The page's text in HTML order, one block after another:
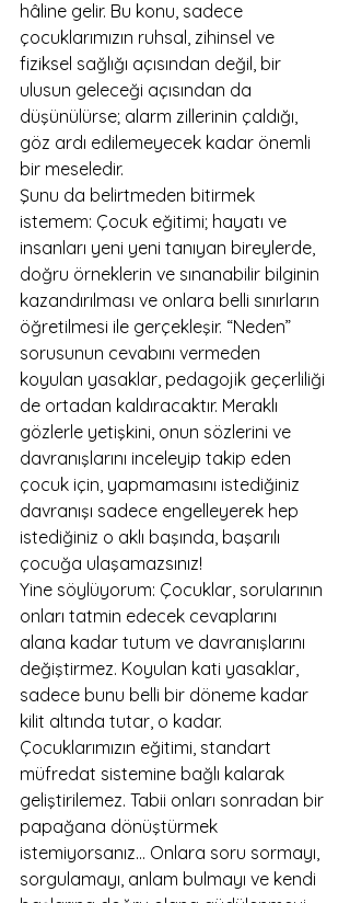
hâline gelir. Bu konu, sadece
çocuklarımızın ruhsal, zihinsel ve
fiziksel sağlığı açısından değil, bir
ulusun geleceği açısından da
düşünülürse; alarm zillerinin çaldığı,
göz ardı edilemeyecek kadar önemli
bir meseledir.
Şunu da belirtmeden bitirmek
istemem: Çocuk eğitimi; hayatı ve
insanları yeni yeni tanıyan bireylerde,
doğru örneklerin ve sınanabilir bilginin
kazandırılması ve onlara belli sınırların
öğretilmesi ile gerçekleşir. “Neden”
sorusunun cevabını vermeden
koyulan yasaklar, pedagojik geçerliliği
de ortadan kaldıracaktır. Meraklı
gözlerle yetişkini, onun sözlerini ve
davranışlarını inceleyip takip eden
çocuk için, yapmamasını istediğiniz
davranışı sadece engelleyerek hep
istediğiniz o aklı başında, başarılı
çocuğa ulaşamazsınız!
Yine söylüyorum: Çocuklar, sorularının
onları tatmin edecek cevaplarını
alana kadar tutum ve davranışlarını
değiştirmez. Koyulan kati yasaklar,
sadece bunu belli bir döneme kadar
kilit altında tutar, o kadar.
Çocuklarımızın eğitimi, standart
müfredat sistemine bağlı kalarak
geliştirilemez. Tabii onları sonradan bir
papağana dönüştürmek
istemiyorsanız... Onlara soru sormayı,
sorgulamayı, anlam bulmayı ve kendi